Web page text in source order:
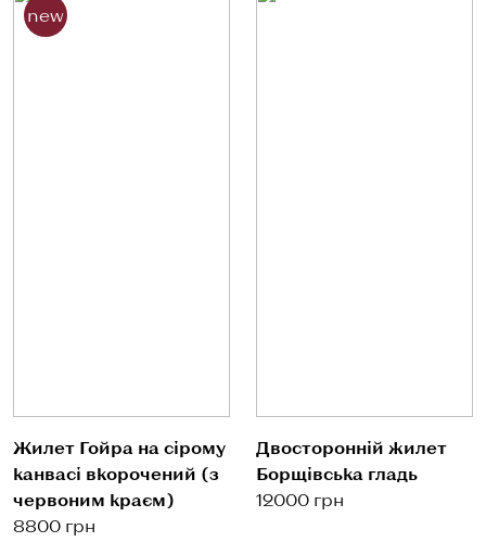
Жилет Гойра на сірому
канвасі вкорочений (з
червоним краєм)
8800 грн
new
Двосторонній жилет
Борщівська гладь
12000 грн